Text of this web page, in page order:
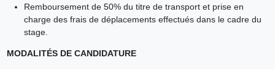
Remboursement de 50% du titre de transport et prise en
charge des frais de déplacements effectués dans le cadre du
stage.
MODALITÉS DE CANDIDATURE